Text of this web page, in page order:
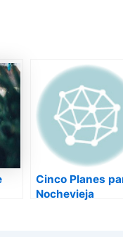
Cinco Planes
Nochevieja